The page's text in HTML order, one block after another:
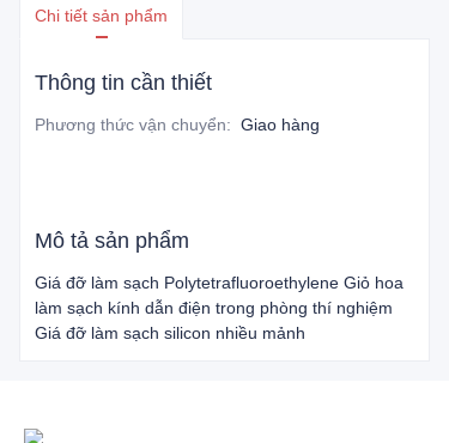
Chi tiết sản phẩm
Thông tin cần thiết
Phương thức vận chuyển: Giao hàng
Mô tả sản phẩm
Giá đỡ làm sạch Polytetrafluoroethylene Giỏ hoa
làm sạch kính dẫn điện trong phòng thí nghiệm
Giá đỡ làm sạch silicon nhiều mảnh